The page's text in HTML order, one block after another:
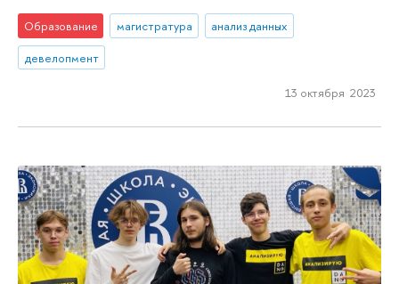
Образование магистратура
анализ данных
девелопмент
13 октября 2023